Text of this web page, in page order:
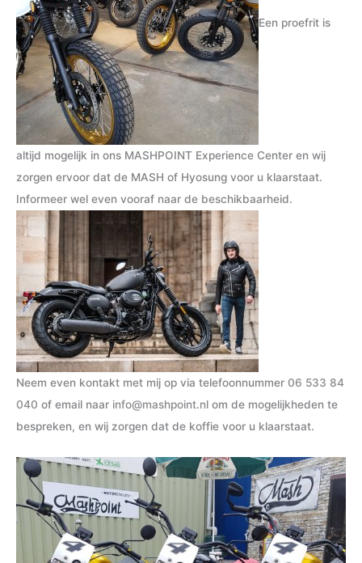
Een proefrit is
altijd mogelijk in ons MASHPOINT Experience Center en wij
zorgen ervoor dat de MASH of Hyosung voor u klaarstaat.
Informeer wel even vooraf naar de beschikbaarheid.
Neem even kontakt met mij op via telefoonnummer 06 533 84
040 of email naar info@mashpoint.nl om de mogelijkheden te
bespreken, en wij zorgen dat de koffie voor u klaarstaat.